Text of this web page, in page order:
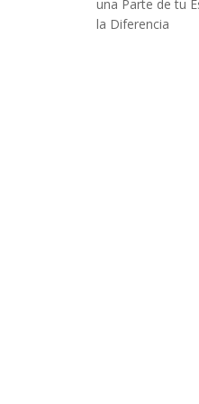
una Parte de tu
la Diferencia